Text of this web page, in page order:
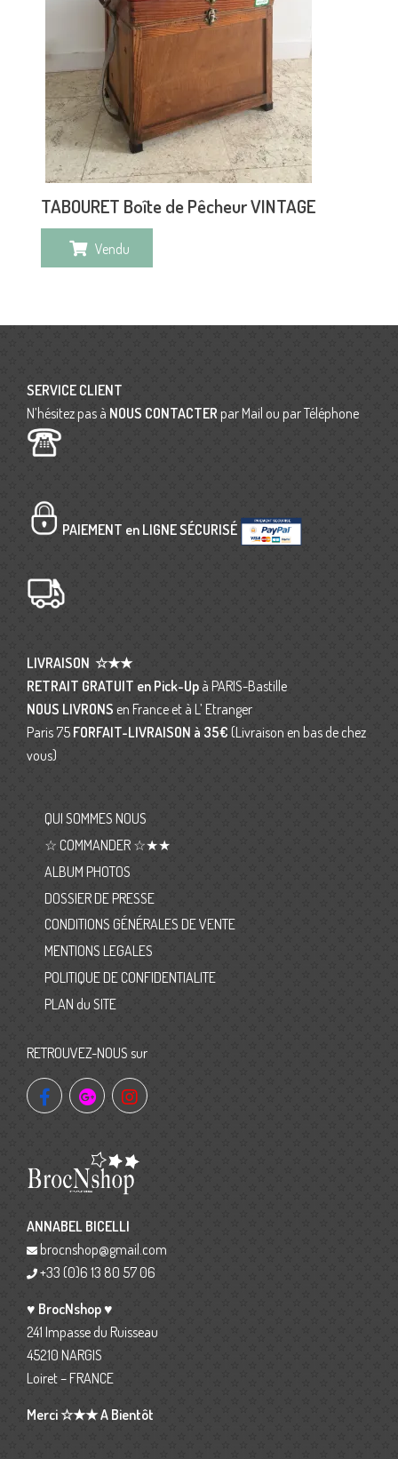
TABOURET Boîte de Pêcheur VINTAGE
Vendu
SERVICE CLIENT
N’hésitez pas à NOUS CONTACTER par Mail ou par Téléphone
PAIEMENT en LIGNE SÉCURISÉ
LIVRAISON ☆★★
RETRAIT GRATUIT en Pick-Up à PARIS-Bastille
NOUS LIVRONS en France et à L’ Etranger
Paris 75 FORFAIT-LIVRAISON à 35€ (Livraison en bas de chez
vous)
QUI SOMMES NOUS
☆ COMMANDER ☆★★
ALBUM PHOTOS
DOSSIER DE PRESSE
CONDITIONS GÉNÉRALES DE VENTE
MENTIONS LEGALES
POLITIQUE DE CONFIDENTIALITE
PLAN du SITE
RETROUVEZ-NOUS sur
ANNABEL BICELLI
brocnshop@gmail.com
+33 (0)6 13 80 57 06
♥ BrocNshop ♥
241 Impasse du Ruisseau
45210 NARGIS
Loiret – FRANCE
Merci ☆★★ A Bientôt